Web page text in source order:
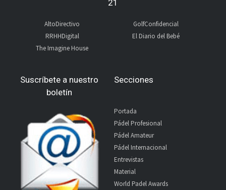
21
AltoDirectivo
RRHHDigital
The Imagine House
GolfConfidencial
El Diario del Bebé
Suscríbete a nuestro
boletín
Secciones
Portada
Pádel Profesional
Pádel Amateur
Pádel Internacional
Entrevistas
Material
World Padel Awards